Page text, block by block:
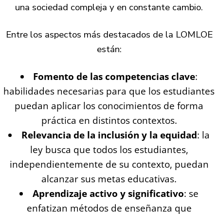
una sociedad compleja y en constante cambio.
Entre los aspectos más destacados de la LOMLOE
están:
Fomento de las competencias clave:
habilidades necesarias para que los estudiantes
puedan aplicar los conocimientos de forma
práctica en distintos contextos.
Relevancia de la inclusión y la equidad: la
ley busca que todos los estudiantes,
independientemente de su contexto, puedan
alcanzar sus metas educativas.
Aprendizaje activo y significativo: se
enfatizan métodos de enseñanza que